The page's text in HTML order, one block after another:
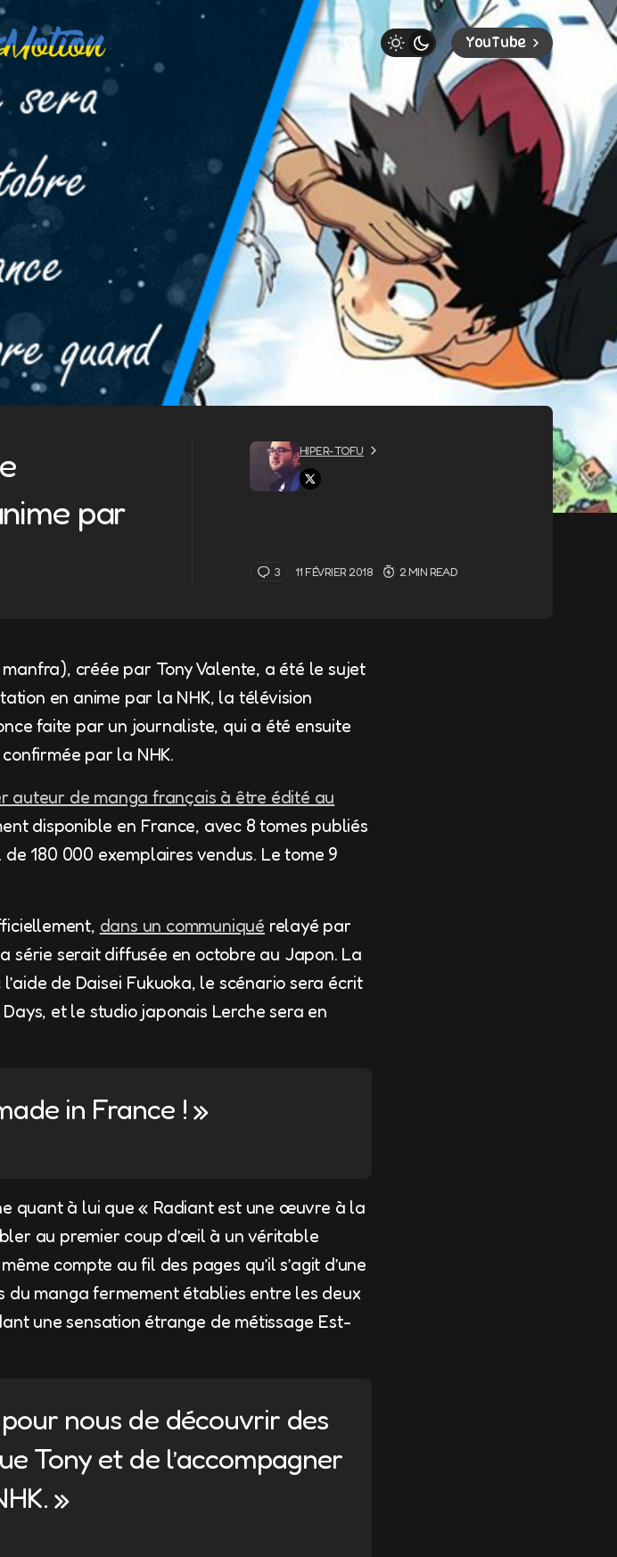
YouTube
par
HIPER-TOFU
3 11 FÉVRIER 2018 2 MIN READ
créée par Tony Valente, a été le sujet
en anime par la NHK, la télévision
faite par un journaliste, qui a été ensuite
par la NHK.
auteur de manga français à être édité au
disponible en France, avec 8 tomes publiés
180 000 exemplaires vendus. Le tome 9
dans un communiqué relayé par
série serait diffusée en octobre au Japon. La
de Daisei Fukuoka, le scénario sera écrit
et le studio japonais Lerche sera en
in France ! »
quant à lui que « Radiant est une œuvre à la
au premier coup d’œil à un véritable
compte au fil des pages qu’il s’agit d’une
du manga fermement établies entre les deux
une sensation étrange de métissage Est-
nous de découvrir des
Tony et de l’accompagner
»